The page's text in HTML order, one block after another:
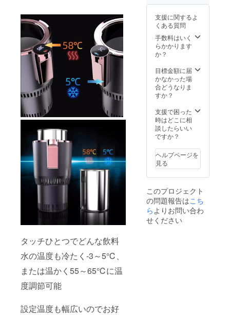
タッチひとつでどんな飲料
水の温度も冷たく-3～5℃、
または温かく55～65℃に温
度調節可能
設定温度も幅広いのでお好
支援に関するよ
くある質問
手数料はいく
らかかります
か？
目標金額に届
かなかった場
合どうなりま
すか？
支援で困った
時はどこに相
談したらいい
ですか？
ヘルプページを
見る
このプロジェクト
の問題報告はこち
らよりお問い合わ
せください